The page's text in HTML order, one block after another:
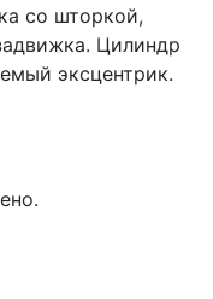
со шторкой,
Цилиндр
эксцентрик.